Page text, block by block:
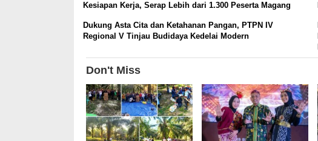
Kesiapan Kerja, Serap Lebih dari 1.300 Peserta Magang
Dukung Asta Cita dan Ketahanan Pangan, PTPN IV
Regional V Tinjau Budidaya Kedelai Modern
Don't Miss